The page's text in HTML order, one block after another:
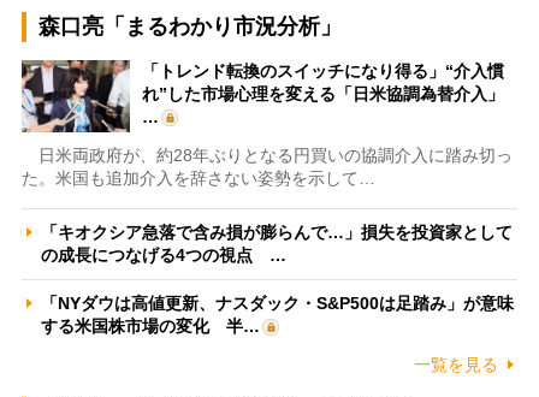
森口亮「まるわかり市況分析」
「トレンド転換のスイッチになり得る」“介入慣
れ”した市場心理を変える「日米協調為替介入」
…
日米両政府が、約28年ぶりとなる円買いの協調介入に踏み切っ
た。米国も追加介入を辞さない姿勢を示して…
「キオクシア急落で含み損が膨らんで…」損失を投資家として
の成長につなげる4つの視点 …
「NYダウは高値更新、ナスダック・S&P500は足踏み」が意味
する米国株市場の変化 半…
一覧を見る